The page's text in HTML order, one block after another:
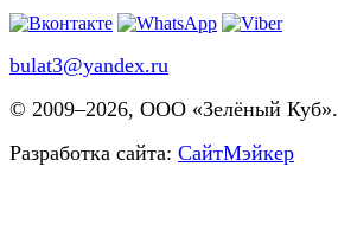
bulat3@yandex.ru
© 2009–2026, ООО «Зелёный Куб».
Разработка сайта: СайтМэйкер